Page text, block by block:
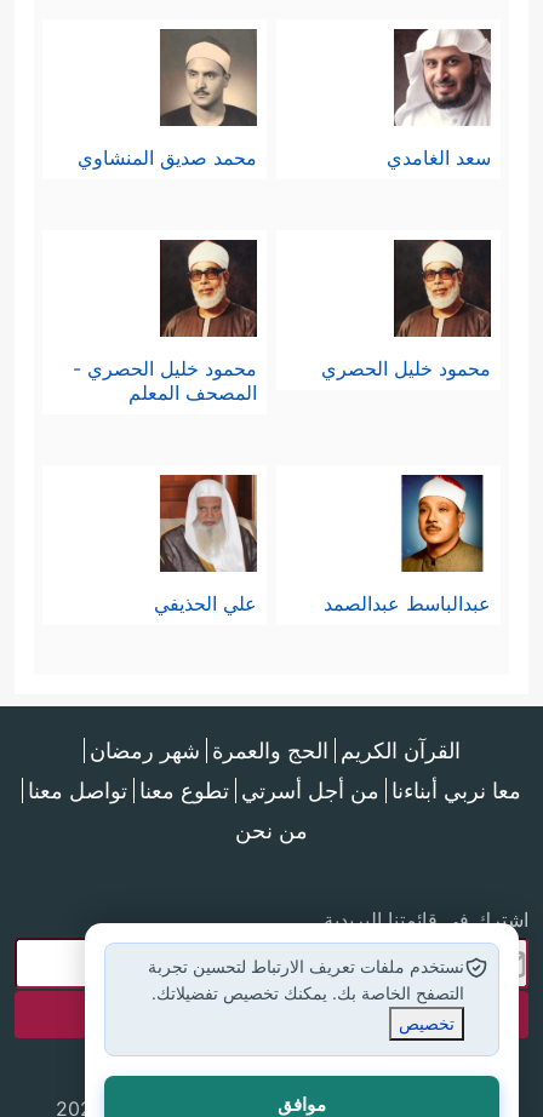
سعد الغامدي محمد صديق المنشاوي
محمود خليل الحصري
محمود خليل الحصري -
المصحف المعلم
عبدالباسط عبدالصمد علي الحذيفي
القرآن الكريم الحج والعمرة شهر رمضان
معا نربي أبناءنا من أجل أسرتي تطوع معنا تواصل معنا
من نحن
اشترك في قائمتنا البريدية
جميع الحقوق محفوظة لموقع إسلام أون لاين © 2025
نستخدم ملفات تعريف الارتباط لتحسين تجربة
التصفح الخاصة بك. يمكنك تخصيص تفضيلاتك.
تخصيص
موافق